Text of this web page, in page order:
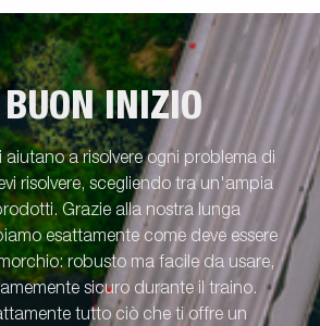
INIZIO
aiutano a risolvere ogni problema di
risolvere, scegliendo tra un'ampia
Grazie alla nostra lunga
esattamente come deve essere
robusto ma facile da usare,
sicuro durante il traino.
tutto ciò che ti offre un